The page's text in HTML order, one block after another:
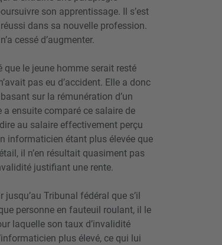
son apprentissage. Il s’est
dans sa nouvelle profession.
cessé d’augmenter.
que le jeune homme serait resté
pas eu d’accident. Elle a donc
sur la rémunération d’un
ensuite comparé ce salaire de
au salaire effectivement perçu
informaticien étant plus élevée que
il n’en résultait quasiment pas
justifiant une rente.
Tribunal fédéral que s’il
personne en fauteuil roulant, il le
laquelle son taux d’invalidité
plus élevé, ce qui lui